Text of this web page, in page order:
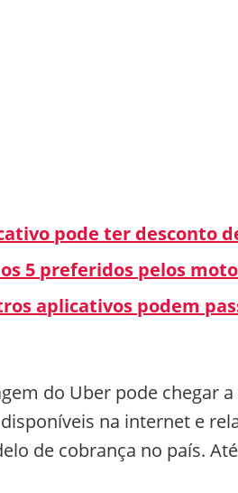
pode ter desconto
5 preferidos pelos
aplicativos podem
do Uber pode chegar
na internet e
de cobrança no país.